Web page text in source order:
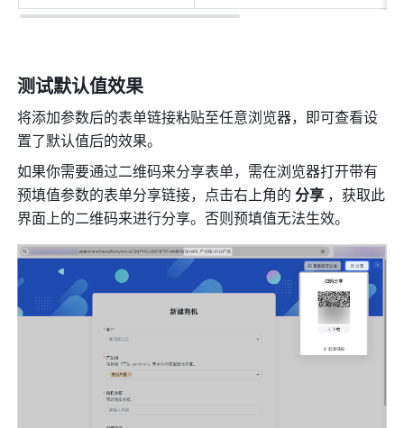
测试默认值效果
将添加参数后的表单链接粘贴至任意浏览器，即可查看设
置了默认值后的效果。
如果你需要通过二维码来分享表单，需在浏览器打开带有
预填值参数的表单分享链接，点击右上角的 分享 ，获取此
界面上的二维码来进行分享。否则预填值无法生效。